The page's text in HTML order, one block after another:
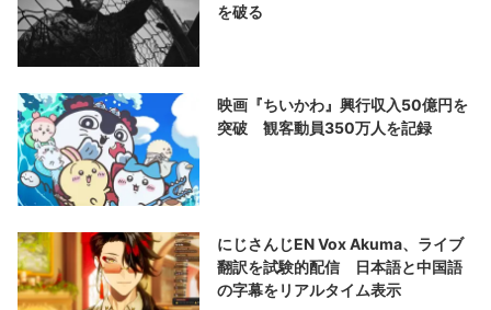
を破る
映画『ちいかわ』興行収入50億円を
突破 観客動員350万人を記録
にじさんじEN Vox Akuma、ライブ
翻訳を試験的配信 日本語と中国語
の字幕をリアルタイム表示